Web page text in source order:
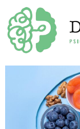
contenido